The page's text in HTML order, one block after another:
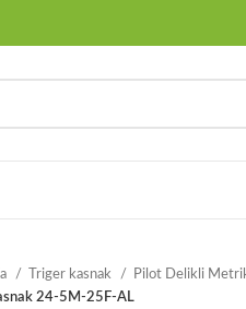
Triger kasnak Pilot Delikli
24-5M-25F-AL